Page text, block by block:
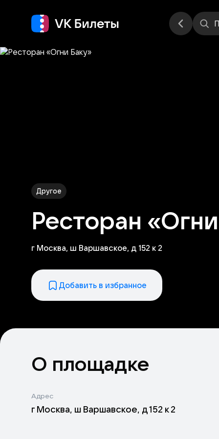
Другое
Ресторан
г Москва, ш Варшавское, д 152 к 2
Добавить в избранное
О площадке
Адрес
г Москва, ш Варшавское, д 152 к 2